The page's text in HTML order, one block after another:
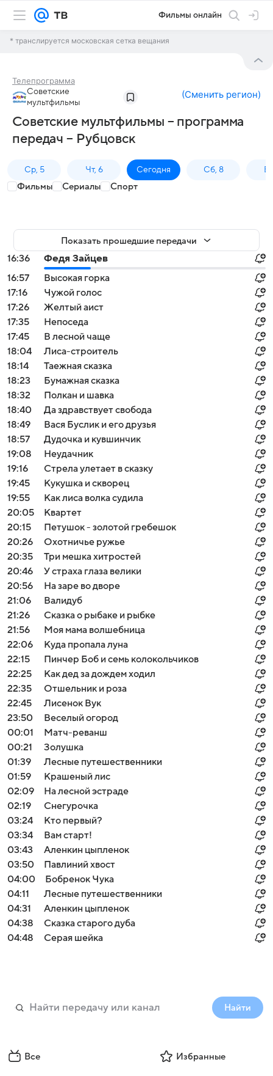
Фильмы онлайн
* транслируется московская сетка вещания
Телепрограмма
Советские
мультфильмы
(Сменить регион)
Советские мультфильмы – программа
передач – Рубцовск
Ср, 5 Чт, 6 Сегодня Сб, 8
Фильмы Сериалы Спорт
Показать прошедшие передачи
16:36
Федя Зайцев
16:57
Высокая горка
17:16
Чужой голос
17:26
Желтый аист
17:35
Непоседа
17:45
В лесной чаще
18:04
Лиса-строитель
18:14
Таежная сказка
18:23
Бумажная сказка
18:32
Пoлкaн и шaвкa
18:40
Да здравствует свобода
18:49
Вася Буслик и его друзья
18:57
Дудочка и кувшинчик
19:08
Неудачник
19:16
Стрела улетает в сказку
19:45
Кукушка и скворец
19:55
Как лиса волка судила
20:05
Квартет
20:15
Петушок - золотой гребешок
20:26
Охотничье ружье
20:35
Три мешка хитростей
20:46
У страха глаза велики
20:56
На заре во дворе
21:06
Валидуб
21:26
Сказка о рыбаке и рыбке
21:56
Моя мама волшебница
22:06
Куда пропала луна
22:15
Пинчер Боб и семь колокольчиков
22:25
Как дед за дождем ходил
22:35
Отшельник и роза
22:45
Лисенок Вук
23:50
Веселый огород
00:01
Матч-реванш
00:21
Золушка
01:39
Лесные путешественники
01:59
Крашеный лис
02:09
На лесной эстраде
02:19
Снегурочка
03:24
Кто первый?
03:34
Вам старт!
03:43
Аленкин цыпленок
03:50
Павлиний хвост
04:00
Бобренок Чука
04:11
Лесные путешественники
04:31
Аленкин цыпленок
04:38
Сказка старого дуба
04:48
Серая шейка
Найти
Все Избранные